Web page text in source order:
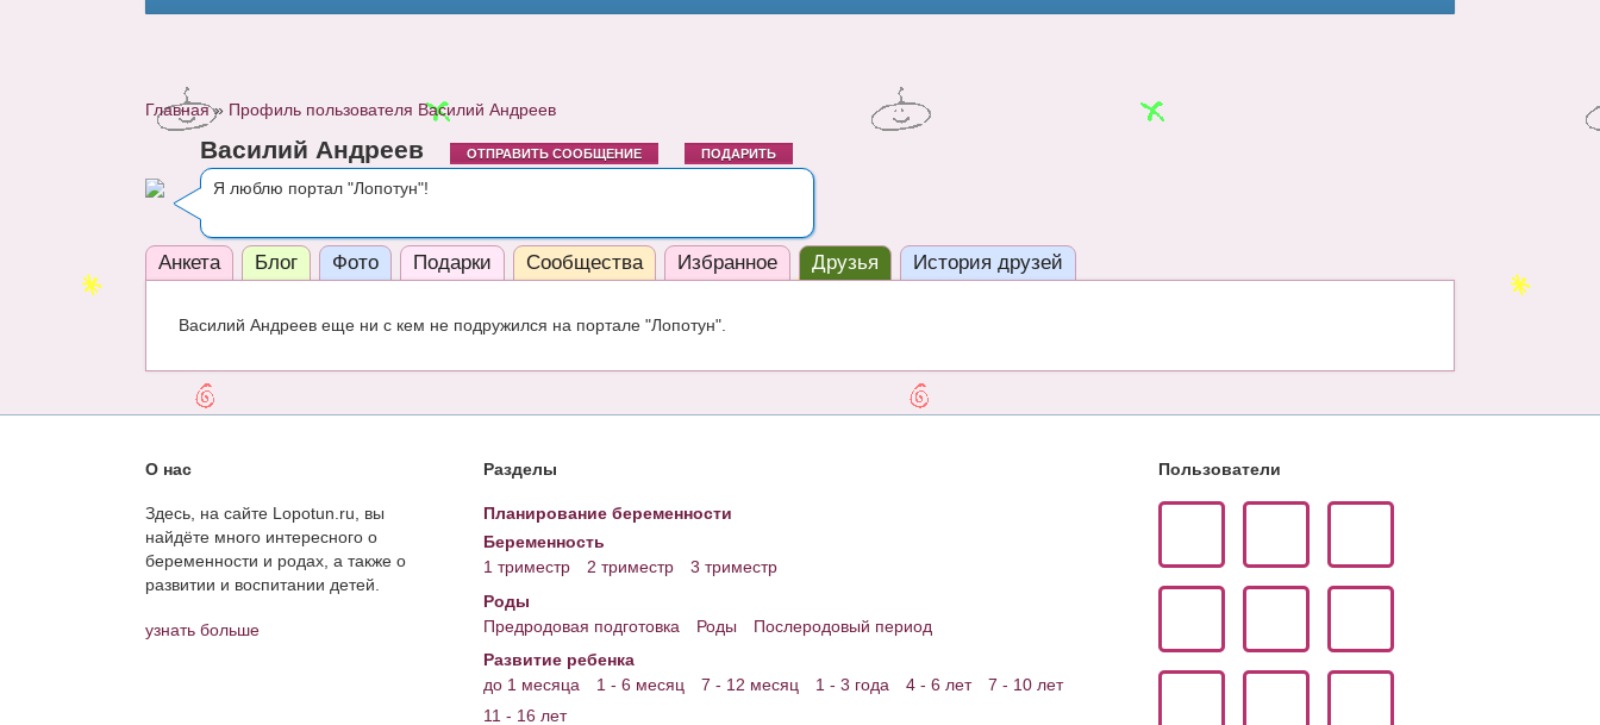
Главная» Профиль пользователя Василий Андреев
Василий Андреев ОТПРАВИТЬ СООБЩЕНИЕ ПОДАРИТЬ
Я люблю портал "Лопотун"!
Анкета Блог Фото Подарки Сообщества Избранное Друзья История друзей
Василий Андреев еще ни с кем не подружился на портале "Лопотун".
О нас
Здесь, на сайте Lopotun.ru, вы
найдёте много интересного о
беременности и родах, а также о
развитии и воспитании детей.
узнать больше
Разделы
Планирование беременности
Беременность
1 триместр
2 триместр
3 триместр
Роды
Предродовая подготовка
Роды
Послеродовый период
Развитие ребенка
до 1 месяца
1 - 6 месяц 7 - 12 месяц 1 - 3 года 4 - 6 лет
7 - 10 лет
11 - 16 лет
Пользователи